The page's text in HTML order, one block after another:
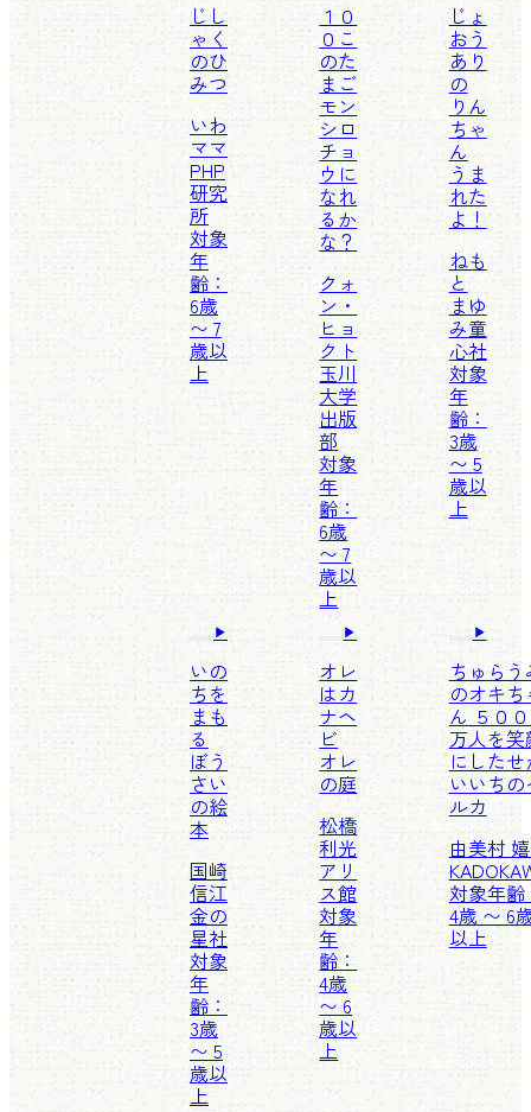
じし
ゃく
のひ
みつ
いわ
ママ
PHP
研究
所
対象
年
齢：
6歳
〜 7
歳以
上
１０
０こ
のた
まご
モン
シロ
チョ
ウに
なれ
るか
な？
クォ
ン・
ヒョ
クト
玉川
大学
出版
部
対象
年
齢：
6歳
〜 7
歳以
上
じょ
おう
あり
の
りん
ちゃ
ん
うま
れた
よ！
ねも
と
まゆ
み童
心社
対象
年
齢：
3歳
〜 5
歳以
上
いの
ちを
まも
る
ぼう
さい
の絵
本
国崎
信江
金の
星社
対象
年
齢：
3歳
〜 5
歳以
上
オレ
はカ
ナヘ
ビ
オレ
の庭
松橋
利光
アリ
ス館
対象
年
齢：
4歳
〜 6
歳以
上
ちゅらう
のオキち
ん ５０
万人を笑
にしたせ
いいちの
ルカ
由美村
対象年齢
4歳 〜 6
以上